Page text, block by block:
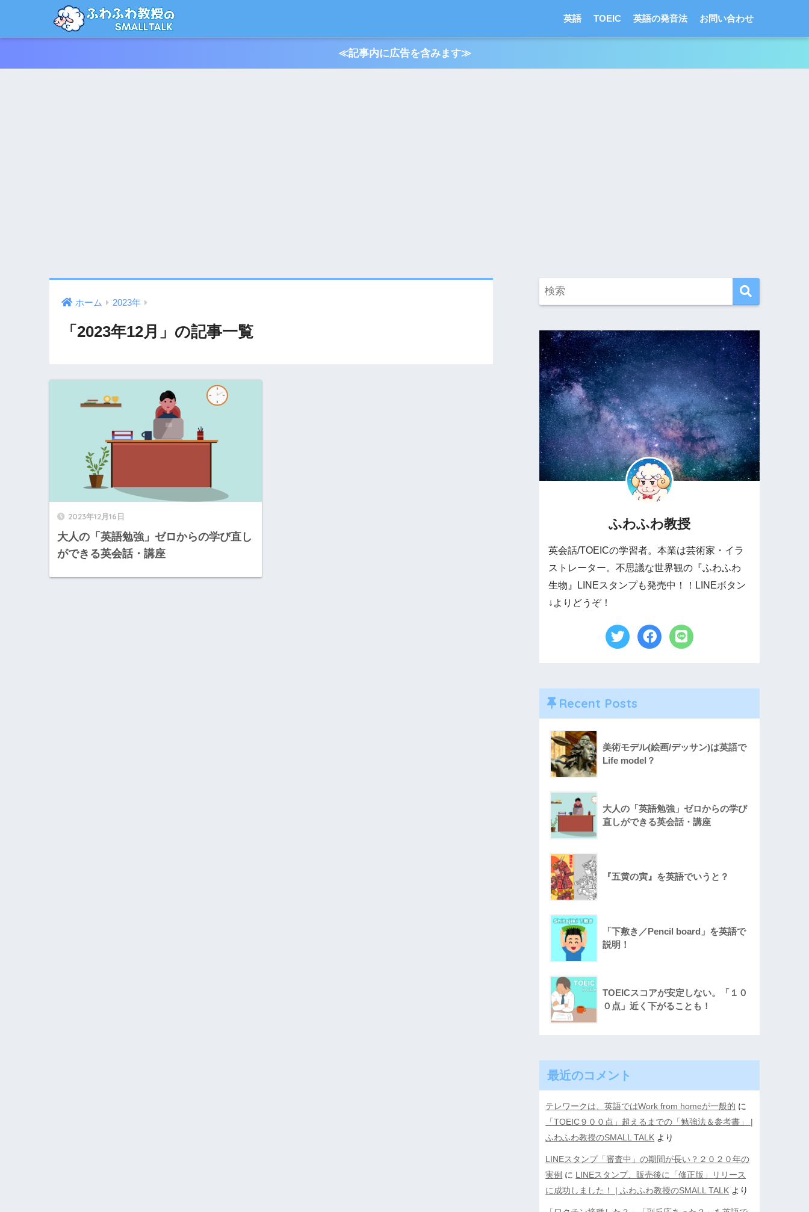
英語 TOEIC 英語の発音法 お問い合わせ
≪記事内に広告を含みます≫
ホーム 2023年
「2023年12月」の記事一覧
2023年12月16日
大人の「英語勉強」ゼロからの学び直し
ができる英会話・講座
ふわふわ教授
英会話/TOEICの学習者。本業は芸術家・イラ
ストレーター。不思議な世界観の『ふわふわ
生物』LINEスタンプも発売中！！LINEボタン
↓よりどうぞ！
Recent Posts
美術モデル(絵画/デッサン)は英語で
Life model？
大人の「英語勉強」ゼロからの学び
直しができる英会話・講座
『五黄の寅』を英語でいうと？
「下敷き／Pencil board」を英語で
説明！
TOEICスコアが安定しない。「１０
０点」近く下がることも！
最近のコメント
テレワークは、英語ではWork from homeが一般的 に
「TOEIC９００点」超えるまでの「勉強法＆参考書」 |
ふわふわ教授のSMALL TALK より
LINEスタンプ「審査中」の期間が長い？２０２０年の
実例 に LINEスタンプ、販売後に「修正版」リリース
に成功しました！ | ふわふわ教授のSMALL TALK より